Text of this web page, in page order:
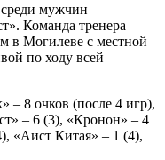
мужчин
Команда тренера
в Могилеве с местной
по ходу всей
8 очков (после 4 игр),
– 6 (3), «Кронон» – 4
«Аист Китая» – 1 (4),